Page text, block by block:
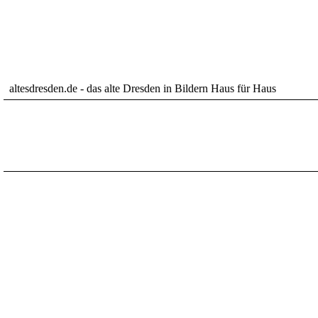
altesdresden.de - das alte Dresden in Bildern Haus für Haus